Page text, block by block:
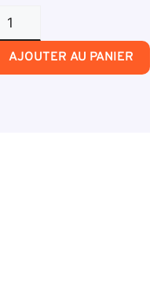
AJOUTER AU PANIER